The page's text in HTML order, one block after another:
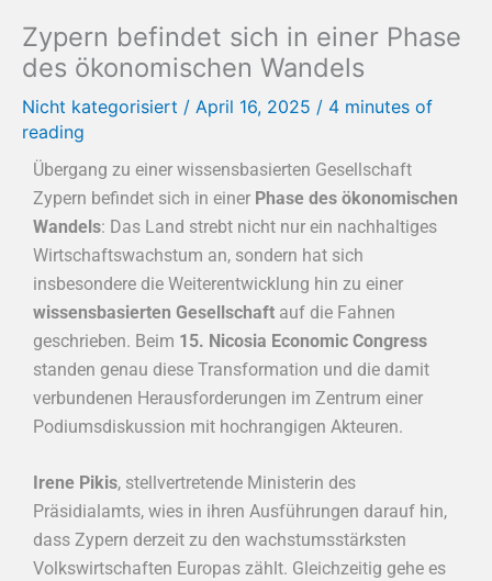
Zypern befindet sich in einer Phase
des ökonomischen Wandels
Nicht kategorisiert / April 16, 2025 / 4 minutes of
reading
Übergang zu einer wissensbasierten Gesellschaft
Zypern befindet sich in einer Phase des ökonomischen
Wandels: Das Land strebt nicht nur ein nachhaltiges
Wirtschaftswachstum an, sondern hat sich
insbesondere die Weiterentwicklung hin zu einer
wissensbasierten Gesellschaft auf die Fahnen
geschrieben. Beim 15. Nicosia Economic Congress
standen genau diese Transformation und die damit
verbundenen Herausforderungen im Zentrum einer
Podiumsdiskussion mit hochrangigen Akteuren.
Irene Pikis, stellvertretende Ministerin des
Präsidialamts, wies in ihren Ausführungen darauf hin,
dass Zypern derzeit zu den wachstumsstärksten
Volkswirtschaften Europas zählt. Gleichzeitig gehe es